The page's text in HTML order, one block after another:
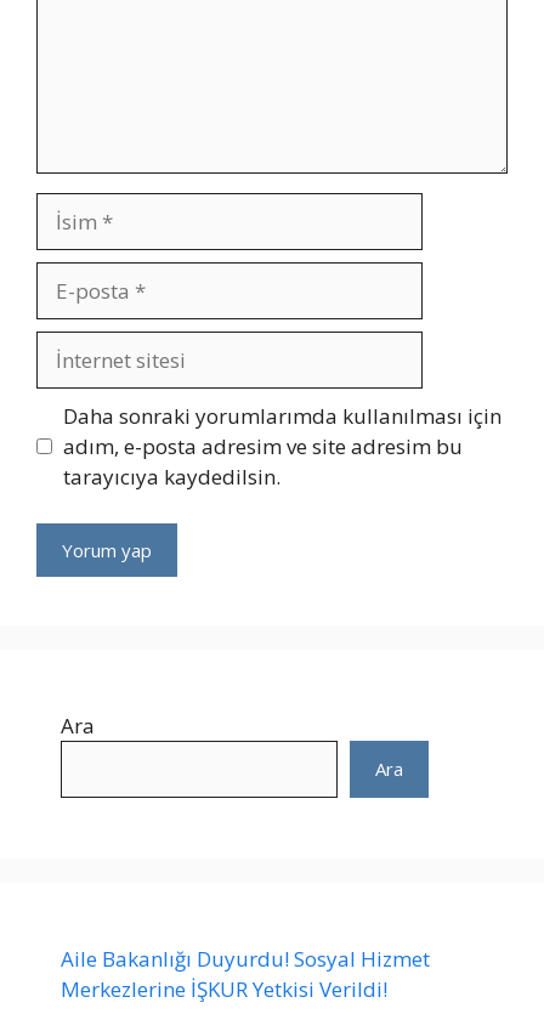
İsim
posta
İnternet
sitesi
Daha sonraki yorumlarımda kullanılması için
adım, e-posta adresim ve site adresim bu
tarayıcıya kaydedilsin.
Ara
Ara
Aile Bakanlığı Duyurdu! Sosyal Hizmet
Merkezlerine İŞKUR Yetkisi Verildi!